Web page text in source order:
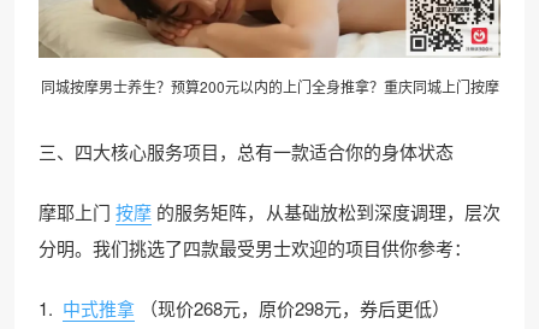
同城按摩男士养生？预算200元以内的上门全身推拿？重庆同城上门按摩
三、四大核心服务项目，总有一款适合你的身体状态
摩耶上门 按摩 的服务矩阵，从基础放松到深度调理，层次
分明。我们挑选了四款最受男士欢迎的项目供你参考：
1. 中式推拿
（现价268元，原价298元，券后更低）